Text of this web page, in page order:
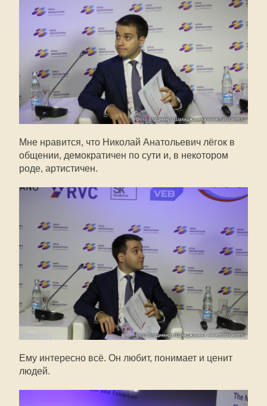
Мне нравится, что Николай Анатольевич лёгок в
общении, демократичен по сути и, в некотором
роде, артистичен.
Ему интересно всё. Он любит, понимает и ценит
людей.